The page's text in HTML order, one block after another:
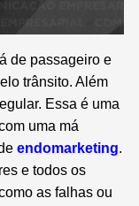
de passageiro e
trânsito. Além
Essa é uma
uma má
endomarketing.
e todos os
as falhas ou